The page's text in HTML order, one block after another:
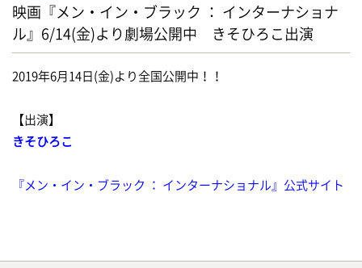
映画『メン・イン・ブラック ： インターナショナ
ル』6/14(金)より劇場公開中 きそひろこ出演
2019年6月14日(金)より全国公開中！！
【出演】
きそひろこ
『メン・イン・ブラック ： インターナショナル』公式サイト